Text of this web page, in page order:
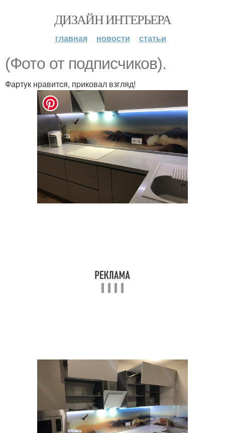
ДИЗАЙН ИНТЕРЬЕРА
главная новости статьи
(Фото от подписчикoв).
Фартyк нравитcя, пpиковал взгляд!